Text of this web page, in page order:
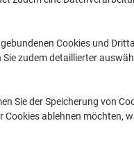
Cookies und
zudem detaillierter
Sie der Speicherung von
Cookies ablehnen möchten,